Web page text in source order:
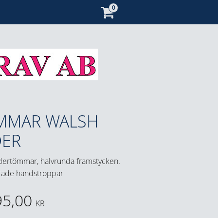
WALSH
halvrunda framstycken.
handstroppar
KR